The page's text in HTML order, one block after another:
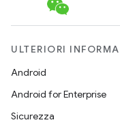
ULTERIORI
Android
Android for Enterprise
Sicurezza